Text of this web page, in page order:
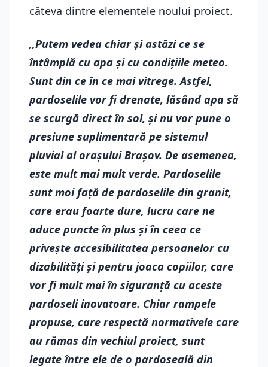
câteva dintre elementele noului proiect.
,,Putem vedea chiar și astăzi ce se
întâmplă cu apa și cu condițiile meteo.
Sunt din ce în ce mai vitrege. Astfel,
pardoselile vor fi drenate, lăsând apa să
se scurgă direct în sol, și nu vor pune o
presiune suplimentară pe sistemul
pluvial al orașului Brașov. De asemenea,
este mult mai mult verde. Pardoselile
sunt moi față de pardoselile din granit,
care erau foarte dure, lucru care ne
aduce puncte în plus și în ceea ce
privește accesibilitatea persoanelor cu
dizabilități și pentru joaca copiilor, care
vor fi mult mai în siguranță cu aceste
pardoseli inovatoare. Chiar rampele
propuse, care respectă normativele care
au rămas din vechiul proiect, sunt
legate între ele de o pardoseală din